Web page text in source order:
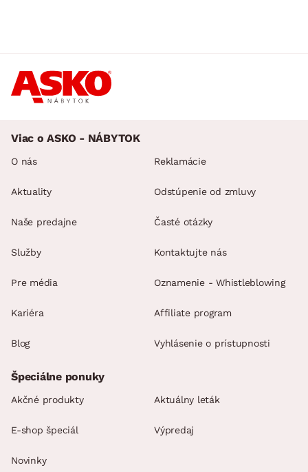
Viac o ASKO - NÁBYTOK
O nás
Aktuality
Naše predajne
Služby
Pre média
Kariéra
Blog
Reklamácie
Odstúpenie od zmluvy
Časté otázky
Kontaktujte nás
Oznamenie - Whistleblowing
Affiliate program
Vyhlásenie o prístupnosti
Špeciálne ponuky
Akčné produkty Aktuálny leták
E-shop špeciál Výpredaj
Novinky